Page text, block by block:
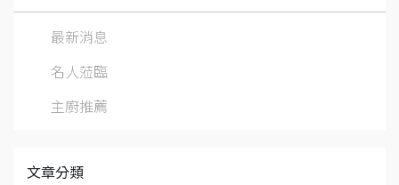
最新消息
名人蒞臨
主廚推薦
文章分類